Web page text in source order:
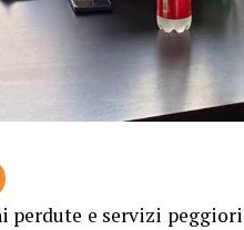
perdute e servizi